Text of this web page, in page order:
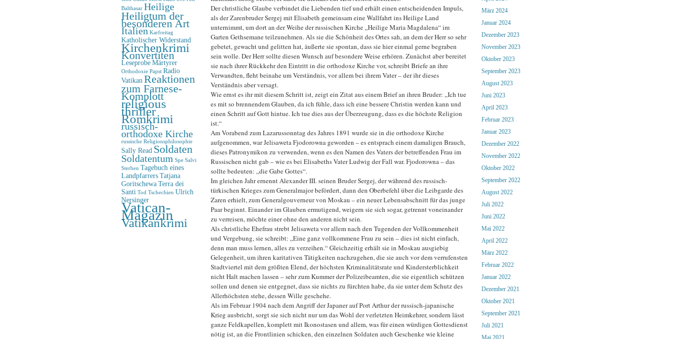
Der christliche Glaube verbindet die Liebenden tief und erhält einen entscheidenden Impuls,
als der Zarenbruder Sergej mit Elisabeth gemeinsam eine Wallfahrt ins Heilige Land
unternimmt, um dort an der Weihe der russischen Kirche „Heilige Maria Magdalena“ im
Garten Gethsemane teilzunehmen. Als sie die Schönheit des Ortes sah, an dem der Herr so sehr
gebetet, gewacht und gelitten hat, äußerte sie spontan, dass sie hier einmal gerne begraben
sein wolle. Der Herr sollte diesen Wunsch auf besondere Weise erhören. Zunächst aber bereitet
sie nach ihrer Rückkehr den Eintritt in die orthodoxe Kirche vor, schreibt Briefe an ihre
Verwandten, fleht beinahe um Verständnis, vor allem bei ihrem Vater – der ihr dieses
Verständnis aber versagt.
Wie ernst es ihr mit diesem Schritt ist, zeigt ein Zitat aus einem Brief an ihren Bruder: „Ich tue
es mit so brennendem Glauben, da ich fühle, dass ich eine bessere Christin werden kann und
einen Schritt auf Gott hintue. Ich tue dies aus der Überzeugung, dass es die höchste Religion
ist.“
Am Vorabend zum Lazarussonntag des Jahres 1891 wurde sie in die orthodoxe Kirche
aufgenommen, war Jelisaweta Fjodorowna geworden – es entsprach einem damaligen Brauch,
dieses Patronymikon zu verwenden, wenn es den Namen des Vaters der betreffenden Frau im
Russischen nicht gab – wie es bei Elisabeths Vater Ludwig der Fall war. Fjodorowna – das
sollte bedeuten: „die Gabe Gottes“.
Im gleichen Jahr ernennt Alexander III. seinen Bruder Sergej, der während des russisch-
türkischen Krieges zum Generalmajor befördert, dann den Oberbefehl über die Leibgarde des
Zaren erhielt, zum Generalgouverneur von Moskau – ein neuer Lebensabschnitt für das junge
Paar beginnt. Einander im Glauben ermutigend, weigern sie sich sogar, getrennt voneinander
zu verreisen, möchte einer ohne den anderen nicht sein.
Als christliche Ehefrau strebt Jelisaweta vor allem nach den Tugenden der Vollkommenheit
und Vergebung, sie schreibt: „Eine ganz vollkommene Frau zu sein – dies ist nicht einfach,
denn man muss lernen, alles zu verzeihen.“ Gleichzeitig erhält sie in Moskau ausgiebig
Gelegenheit, um ihren karitativen Tätigkeiten nachzugehen, die sie auch vor dem verrufensten
Stadtviertel mit dem größten Elend, der höchsten Kriminalitätsrate und Kindersterblichkeit
nicht Halt machen lassen – sehr zum Kummer der Polizeibeamten, die sie eigentlich schützen
sollen und denen sie entgegnet, dass sie nichts zu fürchten habe, da sie unter dem Schutz des
Allerhöchsten stehe, dessen Wille geschehe.
Als im Februar 1904 nach dem Angriff der Japaner auf Port Arthur der russisch-japanische
Krieg ausbricht, sorgt sie sich nicht nur um das Wohl der verletzten Heimkehrer, sondern lässt
ganze Feldkapellen, komplett mit Ikonostasen und allem, was für einen würdigen Gottesdienst
nötig ist, an die Frontlinien schicken, den einzelnen Soldaten auch Geschenke wie kleine
Balthasar Heilige
Heiligtum der
besonderen Art
Italien Karfreitag
Katholischer Widerstand
Kirchenkrimi
Konvertiten
Leseprobe Märtyrer
Orthodoxie Papst Radio
Vatikan Reaktionen
zum Farnese-
Komplott
religious
thriller
Romkrimi
russisch-
orthodoxe Kirche
russische Religionsphilosophie
Sally Read Soldaten
Soldatentum Spe Salvi
Sterben Tagebuch eines
Landpfarrers Tatjana
Goritschewa Terra dei
Santi Tod Tschechien Ulrich
Nersinger
Vatican-
Magazin
Vatikankrimi
März 2024
Januar 2024
Dezember 2023
November 2023
Oktober 2023
September 2023
August 2023
Juni 2023
April 2023
Februar 2023
Januar 2023
Dezember 2022
November 2022
Oktober 2022
September 2022
August 2022
Juli 2022
Juni 2022
Mai 2022
April 2022
März 2022
Februar 2022
Januar 2022
Dezember 2021
Oktober 2021
September 2021
Juli 2021
Mai 2021